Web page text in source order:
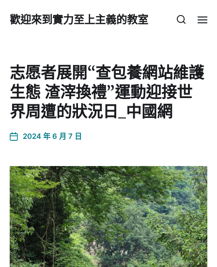
歡迎來到實力至上主義的教室
志愿者展開“查包養網站維護
生態 渣滓換禮”運動迎接世
界周遭的狀況日_中國網
2024 年 6 月 7 日